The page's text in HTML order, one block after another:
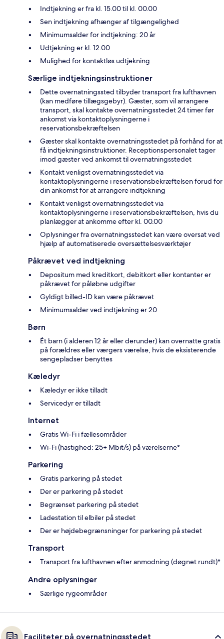
Indtjekning er fra kl. 15.00 til kl. 00.00
Sen indtjekning afhænger af tilgængelighed
Minimumsalder for indtjekning: 20 år
Udtjekning er kl. 12.00
Mulighed for kontaktløs udtjekning
Særlige indtjekningsinstruktioner
Dette overnatningssted tilbyder transport fra lufthavnen
(kan medføre tillægsgebyr). Gæster, som vil arrangere
transport, skal kontakte overnatningsstedet 24 timer før
ankomst via kontaktoplysningerne i
reservationsbekræftelsen
Gæster skal kontakte overnatningsstedet på forhånd for at
få indtjekningsinstruktioner. Receptionspersonalet tager
imod gæster ved ankomst til overnatningsstedet
Kontakt venligst overnatningsstedet via
kontaktoplysningerne i reservationsbekræftelsen forud for
din ankomst for at arrangere indtjekning
Kontakt venligst overnatningsstedet via
kontaktoplysningerne i reservationsbekræftelsen, hvis du
planlægger at ankomme efter kl. 00.00
Oplysninger fra overnatningsstedet kan være oversat ved
hjælp af automatiserede oversættelsesværktøjer
Påkrævet ved indtjekning
Depositum med kreditkort, debitkort eller kontanter er
påkrævet for påløbne udgifter
Gyldigt billed-ID kan være påkrævet
Minimumsalder ved indtjekning er 20
Børn
Ét barn (i alderen 12 år eller derunder) kan overnatte gratis
på forældres eller værgers værelse, hvis de eksisterende
sengepladser benyttes
Kæledyr
Kæledyr er ikke tilladt
Servicedyr er tilladt
Internet
Gratis Wi-Fi i fællesområder
Wi-Fi (hastighed: 25+ Mbit/s) på værelserne*
Parkering
Gratis parkering på stedet
Der er parkering på stedet
Begrænset parkering på stedet
Ladestation til elbiler på stedet
Der er højdebegrænsninger for parkering på stedet
Transport
Transport fra lufthavnen efter anmodning (døgnet rundt)*
Andre oplysninger
Særlige rygeområder
Faciliteter på overnatningsstedet